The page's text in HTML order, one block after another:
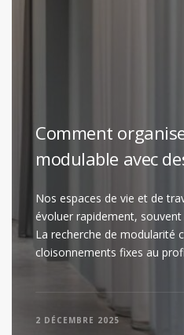
Comment
modulable avec
Nos espaces de vie et de
évoluer rapidement, souvent
La recherche de modularité
cloisonnements fixes au
2 DÉCEMBRE 2025